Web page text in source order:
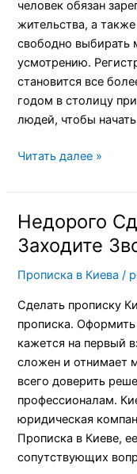
человек обязан
жительства, а
свободно выбирать
усмотрению.
становится все
годом в столицу
людей, чтобы
Договоримся!
Читать далее »
Недорого
Заходите
Прописка в Киева /
Сделать прописку
прописка.
кажется на первый
сложен и отнимает
всего доверить
профессионалам.
юридическая
Прописка в Киеве,
сопутствующих
Недорого
Сделать
Прописку
Киев
Звоните!